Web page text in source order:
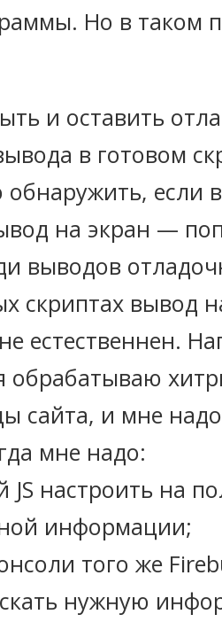
Но в таком
и оставить
в готовом
обнаружить, если
на экран —
выводов
скриптах вывод
естественнен.
обрабатываю
сайта, и мне
мне надо:
JS настроить на
информации;
того же
нужную